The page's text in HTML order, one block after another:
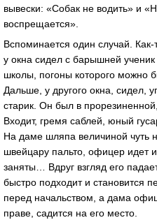
вывески: «Собак не водить» и
воспрещается».
Вспоминается один случай. Как-
у окна сидел с барышней
школы, погоны которого можно
Дальше, у другого окна, сидел,
старик. Он был в
Входит, гремя саблей, юный
На даме шляпа величиной чуть
швейцару пальто, офицер идет
заняты… Вдруг взгляд его
быстро подходит и становится
перед начальством, а дама
праве, садится на его место.